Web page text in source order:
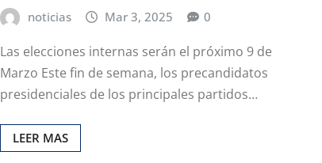
noticias Mar 3, 2025 0
Las elecciones internas serán el próximo 9 de
Marzo Este fin de semana, los precandidatos
presidenciales de los principales partidos…
LEER MAS